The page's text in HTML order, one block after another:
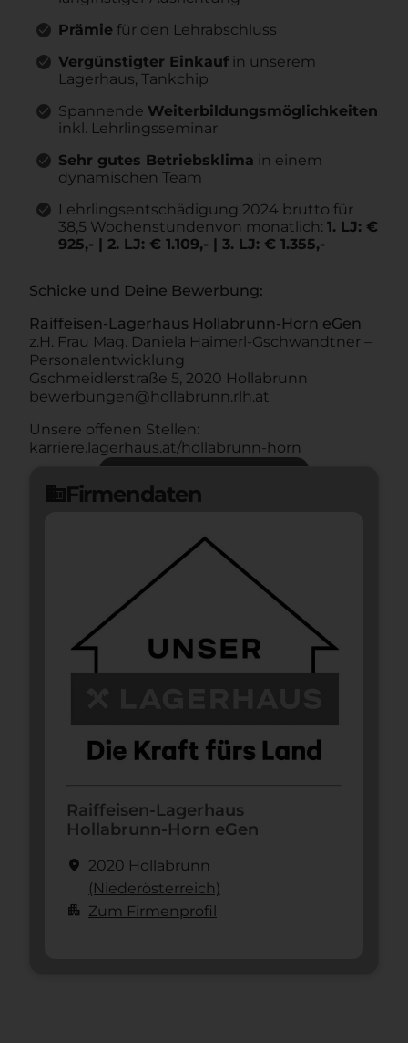
Prämie für den Lehrabschluss
Vergünstigter Einkauf in unserem
Lagerhaus, Tankchip
Spannende Weiterbildungsmöglichkeiten
inkl. Lehrlingsseminar
Sehr gutes Betriebsklima in einem
dynamischen Team
Lehrlingsentschädigung 2024 brutto für
38,5 Wochenstundenvon monatlich: 1. LJ: €
925,- | 2. LJ: € 1.109,- | 3. LJ: € 1.355,-
Schicke und Deine Bewerbung:
Raiffeisen-Lagerhaus Hollabrunn-Horn eGen
z.H. Frau Mag. Daniela Haimerl-Gschwandtner –
Personalentwicklung
Gschmeidlerstraße 5, 2020 Hollabrunn
bewerbungen@hollabrunn.rlh.at
Unsere offenen Stellen:
karriere.lagerhaus.at/hollabrunn-horn
domainFirmendaten
Raiffeisen-Lagerhaus
Hollabrunn-Horn eGen
location_on 2020 Hollabrunn
(Nieder­österreich)
apartment Zum Firmenprofil